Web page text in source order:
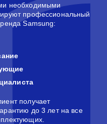
необходимыми
профессиональный
Samsung:
получает
до 3 лет на все